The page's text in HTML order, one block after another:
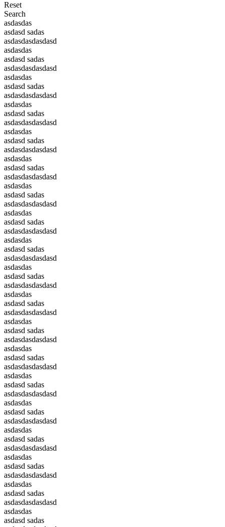
Reset
Search
asdasdas
asdasd sadas
asdasdasdasdasd
asdasdas
asdasd sadas
asdasdasdasdasd
asdasdas
asdasd sadas
asdasdasdasdasd
asdasdas
asdasd sadas
asdasdasdasdasd
asdasdas
asdasd sadas
asdasdasdasdasd
asdasdas
asdasd sadas
asdasdasdasdasd
asdasdas
asdasd sadas
asdasdasdasdasd
asdasdas
asdasd sadas
asdasdasdasdasd
asdasdas
asdasd sadas
asdasdasdasdasd
asdasdas
asdasd sadas
asdasdasdasdasd
asdasdas
asdasd sadas
asdasdasdasdasd
asdasdas
asdasd sadas
asdasdasdasdasd
asdasdas
asdasd sadas
asdasdasdasdasd
asdasdas
asdasd sadas
asdasdasdasdasd
asdasdas
asdasd sadas
asdasdasdasdasd
asdasdas
asdasd sadas
asdasdasdasdasd
asdasdas
asdasd sadas
asdasdasdasdasd
asdasdas
asdasd sadas
asdasdasdasdasd
asdasdas
asdasd sadas